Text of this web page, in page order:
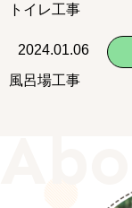
トイレ工事
2024.01.06
風呂場工事